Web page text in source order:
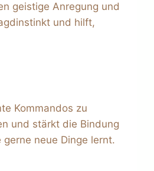
geistige Anregung und
und hilft,
Kommandos zu
und stärkt die Bindung
neue Dinge lernt.